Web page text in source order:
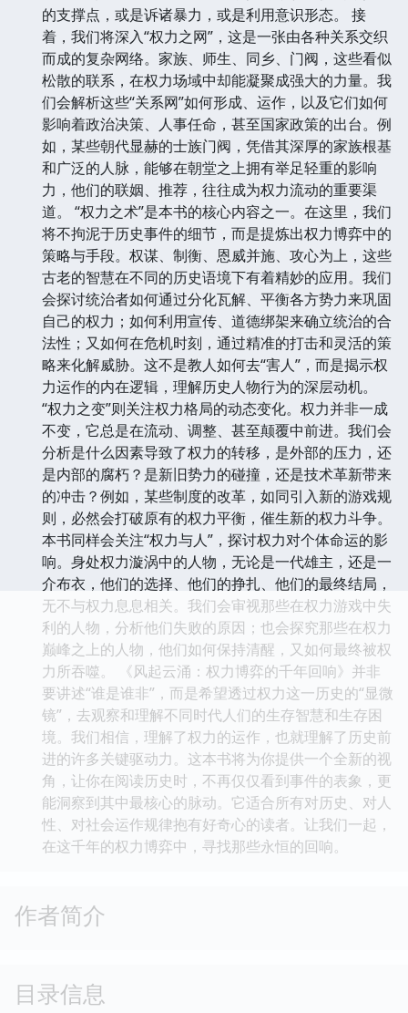
的支撑点，或是诉诸暴力，或是利用意识形态。 接
着，我们将深入“权力之网”，这是一张由各种关系交织
而成的复杂网络。家族、师生、同乡、门阀，这些看似
松散的联系，在权力场域中却能凝聚成强大的力量。我
们会解析这些“关系网”如何形成、运作，以及它们如何
影响着政治决策、人事任命，甚至国家政策的出台。例
如，某些朝代显赫的士族门阀，凭借其深厚的家族根基
和广泛的人脉，能够在朝堂之上拥有举足轻重的影响
力，他们的联姻、推荐，往往成为权力流动的重要渠
道。 “权力之术”是本书的核心内容之一。在这里，我们
将不拘泥于历史事件的细节，而是提炼出权力博弈中的
策略与手段。权谋、制衡、恩威并施、攻心为上，这些
古老的智慧在不同的历史语境下有着精妙的应用。我们
会探讨统治者如何通过分化瓦解、平衡各方势力来巩固
自己的权力；如何利用宣传、道德绑架来确立统治的合
法性；又如何在危机时刻，通过精准的打击和灵活的策
略来化解威胁。这不是教人如何去“害人”，而是揭示权
力运作的内在逻辑，理解历史人物行为的深层动机。
“权力之变”则关注权力格局的动态变化。权力并非一成
不变，它总是在流动、调整、甚至颠覆中前进。我们会
分析是什么因素导致了权力的转移，是外部的压力，还
是内部的腐朽？是新旧势力的碰撞，还是技术革新带来
的冲击？例如，某些制度的改革，如同引入新的游戏规
则，必然会打破原有的权力平衡，催生新的权力斗争。
本书同样会关注“权力与人”，探讨权力对个体命运的影
响。身处权力漩涡中的人物，无论是一代雄主，还是一
介布衣，他们的选择、他们的挣扎、他们的最终结局，
无不与权力息息相关。我们会审视那些在权力游戏中失
利的人物，分析他们失败的原因；也会探究那些在权力
巅峰之上的人物，他们如何保持清醒，又如何最终被权
力所吞噬。 《风起云涌：权力博弈的千年回响》并非
要讲述“谁是谁非”，而是希望透过权力这一历史的“显微
镜”，去观察和理解不同时代人们的生存智慧和生存困
境。我们相信，理解了权力的运作，也就理解了历史前
进的许多关键驱动力。这本书将为你提供一个全新的视
角，让你在阅读历史时，不再仅仅看到事件的表象，更
能洞察到其中最核心的脉动。它适合所有对历史、对人
性、对社会运作规律抱有好奇心的读者。让我们一起，
在这千年的权力博弈中，寻找那些永恒的回响。
作者简介
目录信息